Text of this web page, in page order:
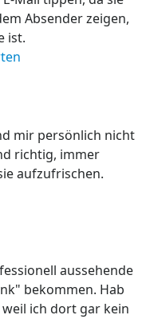
Absender zeigen,
ist.
mir persönlich nicht
richtig, immer
aufzufrischen.
aussehende
bekommen. Hab
ich dort gar kein